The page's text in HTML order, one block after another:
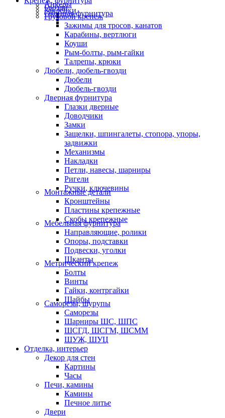
Анкеры
Гвозди
Заклепки
Оконная фурнитура
Грузовой крепеж
Зажимы для тросов, канатов
Карабины, вертлюги
Коуши
Рым-болты, рым-гайки
Талрепы, крюки
Дюбели, дюбель-гвозди
Дюбели
Дюбель-гвозди
Дверная фурнитура
Глазки дверные
Доводчики
Замки
Защелки, шпингалеты, стопора, упоры,
задвижки
Механизмы
Накладки
Петли, навесы, шарниры
Ригели
Ручки, ключевины
Монтажные детали
Кронштейны
Пластины крепежные
Скобы крепежные
Мебельная фурнитура
Направляющие, ролики
Опоры, подставки
Подвески, уголки
Шканты
Метрический крепеж
Болты
Винты
Гайки, контргайки
Шайбы
Саморезы, шурупы
Саморезы
Шарниры ШС, ШПС
ШСГД, ШСГМ, ШСММ
ШУЖ, ШУЦ
Отделка, интерьер
Декор для стен
Картины
Часы
Печи, камины
Камины
Печное литье
Двери